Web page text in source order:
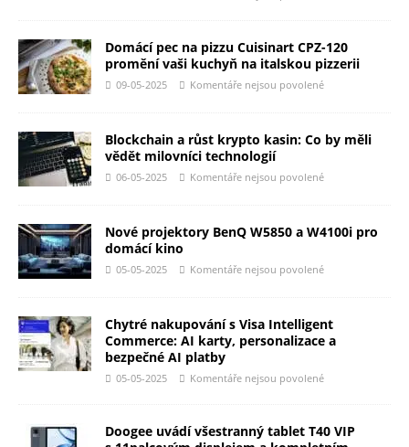
Domácí pec na pizzu Cuisinart CPZ-120
promění vaši kuchyň na italskou pizzerii
09-05-2025 Komentáře nejsou povolené
Blockchain a růst krypto kasin: Co by měli
vědět milovníci technologií
06-05-2025 Komentáře nejsou povolené
Nové projektory BenQ W5850 a W4100i pro
domácí kino
05-05-2025 Komentáře nejsou povolené
Chytré nakupování s Visa Intelligent
Commerce: AI karty, personalizace a
bezpečné AI platby
05-05-2025 Komentáře nejsou povolené
Doogee uvádí všestranný tablet T40 VIP